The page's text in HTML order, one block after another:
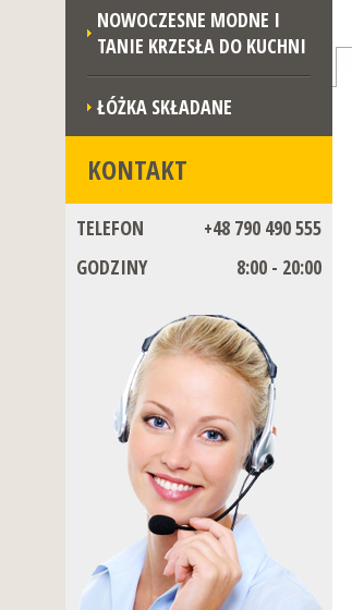
NOWOCZESNE MODNE I
TANIE KRZESŁA DO KUCHNI
ŁÓŻKA SKŁADANE
KONTAKT
TELEFON
+48 790 490 555
GODZINY
8:00 - 20:00